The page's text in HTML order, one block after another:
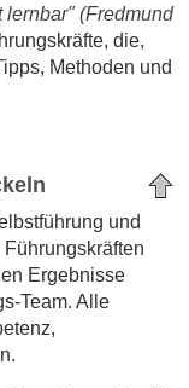
lernbar" (Fredmund
die,
Methoden und
und
Ergebnisse
Team. Alle